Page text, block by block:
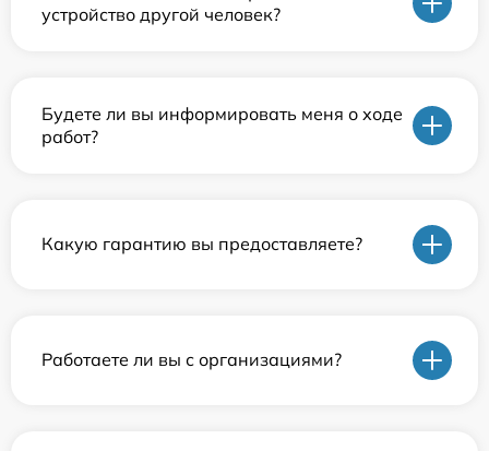
устройство другой человек?
Будете ли вы информировать меня о ходе
работ?
Какую гарантию вы предоставляете?
Работаете ли вы с организациями?